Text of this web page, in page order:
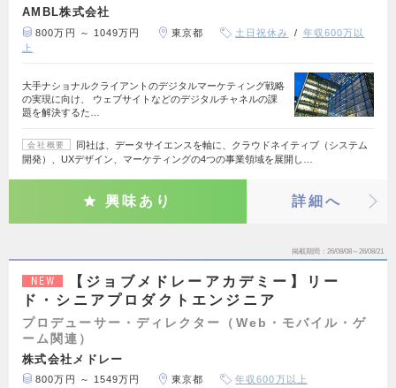
AMBL株式会社
800万円 ～ 1049万円 東京都 土日祝休み
年収600万以
上
大手ナショナルクライアントのデジタルマーケティング戦略
の実現に向け、 ウェブサイトなどのデジタルチャネルの課
題を解決するた…
会社概要
同社は、データサイエンスを軸に、クラウドネイティブ（システム
開発）、UXデザイン、マーケティングの4つの事業領域を展開し…
興味あり 詳細へ
掲載期間 26/08/08～26/08/21
NEW
【ジョブメドレーアカデミー】リー
ド・シニアプロダクトエンジニア
プロデューサー・ディレクター（Web・モバイル・ゲ
ーム関連）
株式会社メドレー
800万円 ～ 1549万円 東京都 年収600万以上